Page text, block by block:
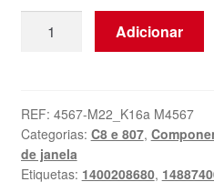
Vidro
Elétrico
Frontal
Esquerdo
Adicionar
REF: 4567-M22_K16a M4567
Categorias: C8 e 807,
de janela
Etiquetas: 1400208680,